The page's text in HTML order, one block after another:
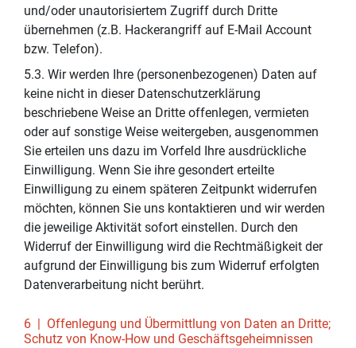
und/oder unautorisiertem Zugriff durch Dritte
übernehmen (z.B. Hackerangriff auf E-Mail Account
bzw. Telefon).
5.3. Wir werden Ihre (personenbezogenen) Daten auf
keine nicht in dieser Datenschutzerklärung
beschriebene Weise an Dritte offenlegen, vermieten
oder auf sonstige Weise weitergeben, ausgenommen
Sie erteilen uns dazu im Vorfeld Ihre ausdrückliche
Einwilligung. Wenn Sie ihre gesondert erteilte
Einwilligung zu einem späteren Zeitpunkt widerrufen
möchten, können Sie uns kontaktieren und wir werden
die jeweilige Aktivität sofort einstellen. Durch den
Widerruf der Einwilligung wird die Rechtmäßigkeit der
aufgrund der Einwilligung bis zum Widerruf erfolgten
Datenverarbeitung nicht berührt.
6 | Offenlegung und Übermittlung von Daten an Dritte;
Schutz von Know-How und Geschäftsgeheimnissen